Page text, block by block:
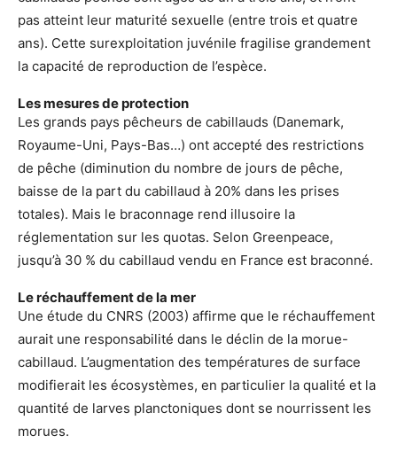
pas atteint leur maturité sexuelle (entre trois et quatre
ans). Cette surexploitation juvénile fragilise grandement
la capacité de reproduction de l’espèce.
Les mesures de protection
Les grands pays pêcheurs de cabillauds (Danemark,
Royaume-Uni, Pays-Bas…) ont accepté des restrictions
de pêche (diminution du nombre de jours de pêche,
baisse de la part du cabillaud à 20% dans les prises
totales). Mais le braconnage rend illusoire la
réglementation sur les quotas. Selon Greenpeace,
jusqu’à 30 % du cabillaud vendu en France est braconné.
Le réchauffement de la mer
Une étude du CNRS (2003) affirme que le réchauffement
aurait une responsabilité dans le déclin de la morue-
cabillaud. L’augmentation des températures de surface
modifierait les écosystèmes, en particulier la qualité et la
quantité de larves planctoniques dont se nourrissent les
morues.